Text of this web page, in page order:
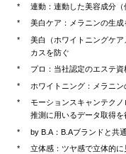
連動：連動した美容成分
美白ケア：メラニンの生
美白（ホワイトニングケ
カスを防ぐ
プロ：当社認定のエステ
ホワイトニング：メラニ
モーションスキャンテク
推測に用いるデータ取得
by B.A：B.Aブランドと共
立体感：ツヤ感で立体的に